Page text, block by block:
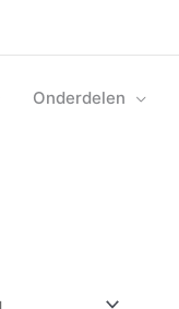
Onderdelen